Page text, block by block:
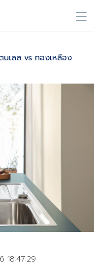
นเลส vs ทองเหลือง
18:47:29